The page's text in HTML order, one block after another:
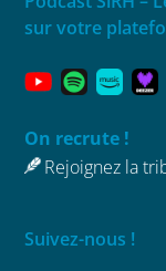
sur votre
On recrute !
Rejoignez la
Suivez-nous !